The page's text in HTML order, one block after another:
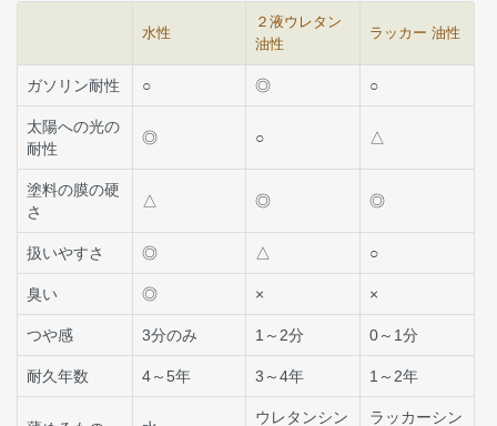
水性
２液ウレタン
油性
ラッカー 油性
ガソリン耐性 ○ ◎ ○
太陽への光の
耐性
◎ ○ △
塗料の膜の硬
さ
△ ◎ ◎
扱いやすさ ◎ △ ○
臭い ◎ × ×
つや感 3分のみ 1～2分 0～1分
耐久年数 4～5年 3～4年 1～2年
ウレタンシン
ラッカーシン